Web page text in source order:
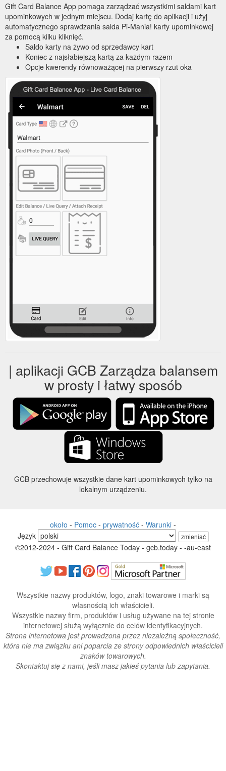
Gift Card Balance App pomaga zarządzać wszystkimi saldami kart
upominkowych w jednym miejscu. Dodaj kartę do aplikacji i użyj
automatycznego sprawdzania salda Pi-Mania! karty upominkowej
za pomocą kilku kliknięć.
Saldo karty na żywo od sprzedawcy kart
Koniec z najsłabiejszą kartą za każdym razem
Opcje kwerendy równoważącej na pierwszy rzut oka
| aplikacji GCB Zarządza balansem
w prosty i łatwy sposób
GCB przechowuje wszystkie dane kart upominkowych tylko na
lokalnym urządzeniu.
około - Pomoc - prywatność - Warunki -
Język
zmieniać
©2012-2024 - Gift Card Balance Today - gcb.today - -au-east
Wszystkie nazwy produktów, logo, znaki towarowe i marki są
własnością ich właścicieli.
Wszystkie nazwy firm, produktów i usług używane na tej stronie
internetowej służą wyłącznie do celów identyfikacyjnych.
Strona internetowa jest prowadzona przez niezależną społeczność,
która nie ma związku ani poparcia ze strony odpowiednich właścicieli
znaków towarowych.
Skontaktuj się z nami, jeśli masz jakieś pytania lub zapytania.